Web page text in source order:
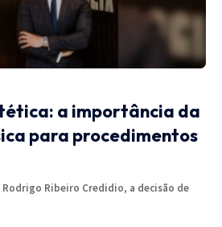
a importância da
para procedimentos
Ribeiro Credidio, a decisão de